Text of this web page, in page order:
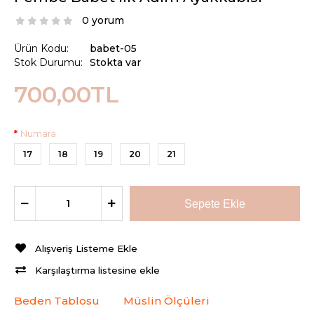
0 yorum
Ürün Kodu:
Stok Durumu:
babet-05
Stokta var
700,00TL
Numara
17 18 19 20 21
Alışveriş Listeme Ekle
Karşılaştırma listesine ekle
Beden Tablosu Müslin Ölçüleri